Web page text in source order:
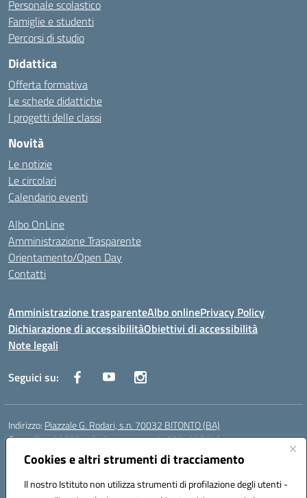
Cookies e altri strumenti di tracciamento
Il nostro Istituto non utilizza strumenti di profilazione degli utenti -
Personale scolastico
Famiglie e studenti
Percorsi di studio
Didattica
Offerta formativa
Le schede didattiche
I progetti delle classi
Novità
Le notizie
Le circolari
Calendario eventi
Albo OnLine
Amministrazione Trasparente
Orientamento/Open Day
Contatti
Amministrazione trasparenteAlbo onlinePrivacy Policy
Dichiarazione di accessibilitàObiettivi di accessibilità
Note legali
Seguici su:
Indirizzo: Piazzale G. Rodari, s.n. 70032 BITONTO (BA)
Centralino:0803741816 - corso serale 3381807642
Email: BATD220004@istruzione.it
Posta elettronica certificata (PEC):batd220004@pec.istruzione.it